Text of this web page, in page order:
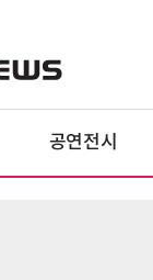
공연전시